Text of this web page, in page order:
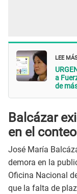
LEE
a
de
Balcázar
en el
José María
demora en la
Oficina Nacional
que la falta de